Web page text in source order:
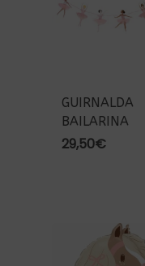
GUIRNALDA
BAILARINA
29,50€